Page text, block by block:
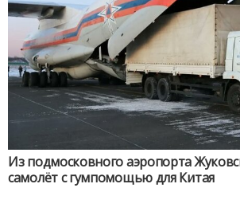
Из подмосковного аэропорта
самолёт с гумпомощью для Китая